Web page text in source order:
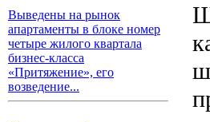
Выведены на рынок
апартаменты в блоке номер
четыре жилого квартала
бизнес-класса
«Притяжение», его
возведение...